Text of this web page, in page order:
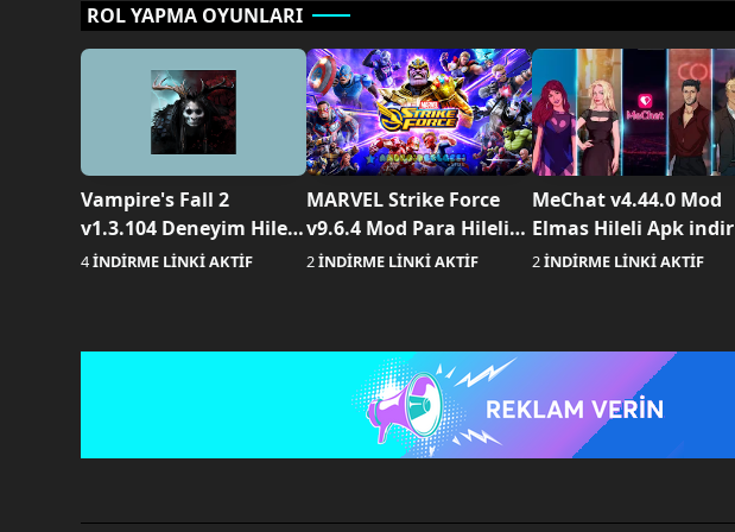
ROL YAPMA OYUNLARI
Vampire's Fall 2
v1.3.104 Deneyim Hileli
Apk indir
4İNDİRME LİNKİ AKTİF
MARVEL Strike Force
v9.6.4 Mod Para Hileli
Apk indir
2İNDİRME LİNKİ AKTİF
MeChat v4.44.0 Mod
Elmas Hileli Apk indir
2İNDİRME LİNKİ AKTİF